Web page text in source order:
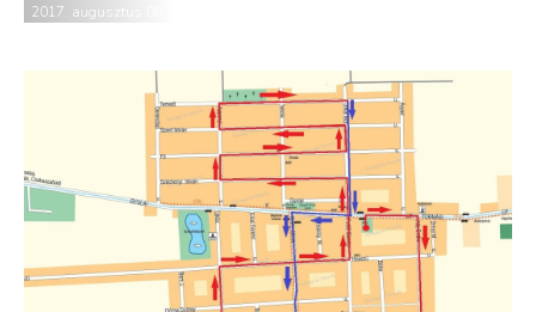
2017. augusztus 08.